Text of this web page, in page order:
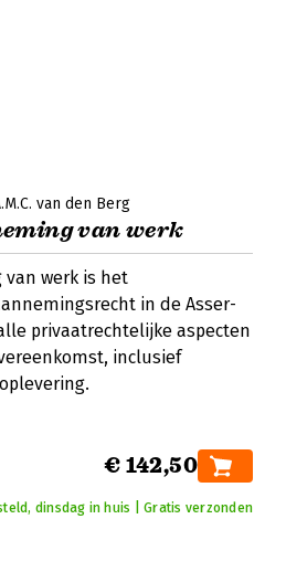
van den Berg
van werk
van werk is het
in de Asser-
privaatrechtelijke aspecten
inclusief
€ 142,50
dinsdag in huis | Gratis verzonden